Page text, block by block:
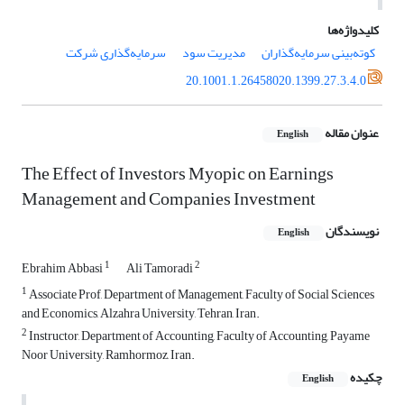
کلیدواژه‌ها
کوته‌بینی سرمایه‌گذاران
مدیریت سود
سرمایه‌گذاری شرکت
20.1001.1.26458020.1399.27.3.4.0
عنوان مقاله English
The Effect of Investors Myopic on Earnings
Management and Companies Investment
نویسندگان English
Ebrahim Abbasi1 Ali Tamoradi2
1Associate Prof, Department of Management, Faculty of Social Sciences
and Economics, Alzahra University, Tehran, Iran.
2Instructor, Department of Accounting, Faculty of Accounting, Payame
Noor University, Ramhormoz, Iran.
چکیده
English